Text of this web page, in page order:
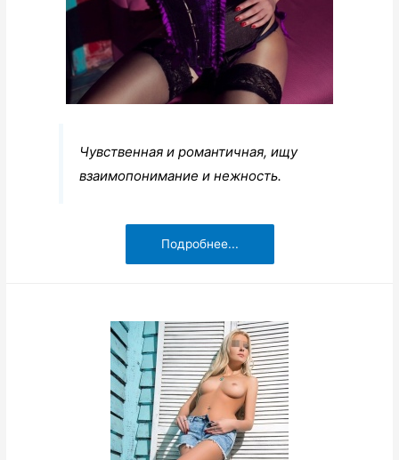
Чувственная и романтичная, ищу
взаимопонимание и нежность.